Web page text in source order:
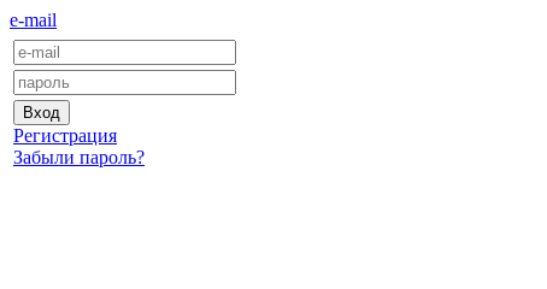
e-mail
Регистрация
Забыли пароль?